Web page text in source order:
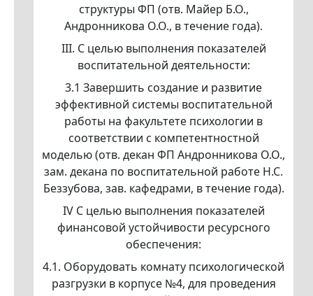
структуры ФП (отв. Майер Б.О.,
Андронникова О.О., в течение года).
III. С целью выполнения показателей
воспитательной деятельности:
3.1 Завершить создание и развитие
эффективной системы воспитательной
работы на факультете психологии в
соответствии с компетентностной
моделью (отв. декан ФП Андронникова О.О.,
зам. декана по воспитательной работе Н.С.
Беззубова, зав. кафедрами, в течение года).
IV С целью выполнения показателей
финансовой устойчивости ресурсного
обеспечения:
4.1. Оборудовать комнату психологической
разгрузки в корпусе №4, для проведения